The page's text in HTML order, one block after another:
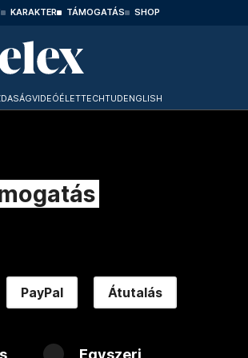
KARAKTER TÁMOGATÁS SHOP
VIDEÓÉLETTECHTUDENGLISH
PayPal Átutalás
Egyszeri